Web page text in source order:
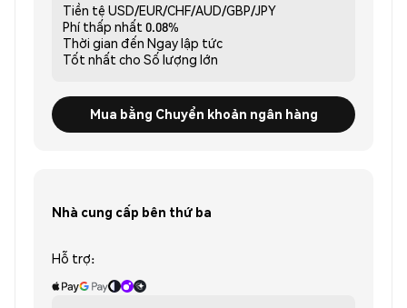
Tiền tệ USD/EUR/CHF/AUD/GBP/JPY
Phí thấp nhất 0.08%
Thời gian đến Ngay lập tức
Tốt nhất cho Số lượng lớn
Mua bằng Chuyển khoản ngân hàng
Nhà cung cấp bên thứ ba
Hỗ trợ: